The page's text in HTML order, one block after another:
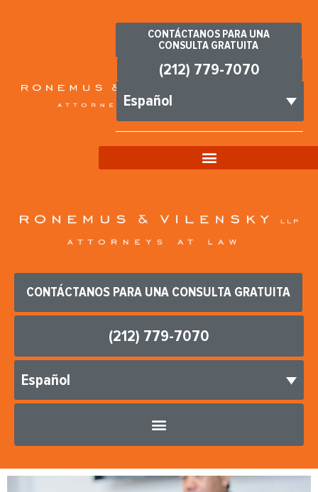
CONTÁCTANOS PARA UNA
CONSULTA GRATUITA
(212) 779-7070
Español
CONTÁCTANOS PARA UNA CONSULTA GRATUITA
(212) 779-7070
Español